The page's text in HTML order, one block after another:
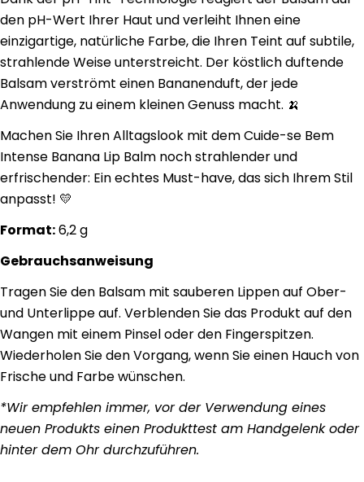
den pH-Wert Ihrer Haut und verleiht Ihnen eine
einzigartige, natürliche Farbe, die Ihren Teint auf subtile,
strahlende Weise unterstreicht. Der köstlich duftende
Balsam verströmt einen Bananenduft, der jede
Anwendung zu einem kleinen Genuss macht. 🍌
Machen Sie Ihren Alltagslook mit dem Cuide-se Bem
Intense Banana Lip Balm noch strahlender und
erfrischender: Ein echtes Must-have, das sich Ihrem Stil
anpasst! 💛
Format:6,2 g
Gebrauchsanweisung
Tragen Sie den Balsam mit sauberen Lippen auf Ober-
und Unterlippe auf. Verblenden Sie das Produkt auf den
Wangen mit einem Pinsel oder den Fingerspitzen.
Wiederholen Sie den Vorgang, wenn Sie einen Hauch von
Frische und Farbe wünschen.
*Wir empfehlen immer, vor der Verwendung eines
neuen Produkts einen Produkttest am Handgelenk oder
hinter dem Ohr durchzuführen.